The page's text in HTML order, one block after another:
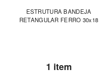
ESTRUTURA BANDEJA
RETANGULAR FERRO 30x18
1 item